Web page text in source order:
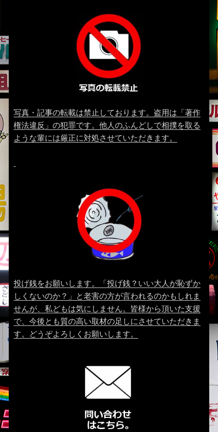
写真・記事の転載は禁止しております。盗用は「著作
権法違反」の犯罪です。他人のふんどしで相撲を取る
ような輩には厳正に対処させていただきます。
投げ銭をお願いします。「投げ銭？いい大人が恥ずか
しくないのか？」と老害の方が言われるのかもしれま
せんが、私どもは気にしません。皆様から頂いた支援
で、今後とも質の高い取材の足しにさせていただきま
す。どうぞよろしくお願いします。